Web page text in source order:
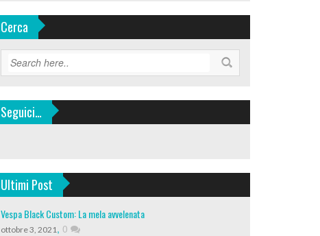
Cerca
Seguici…
Ultimi Post
Vespa Black Custom: La mela avvelenata
ottobre 3, 2021, 0